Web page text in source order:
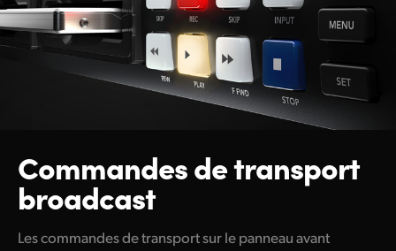
Commandesdetransport
broadcast
Les commandes de transport sur le panneau avant